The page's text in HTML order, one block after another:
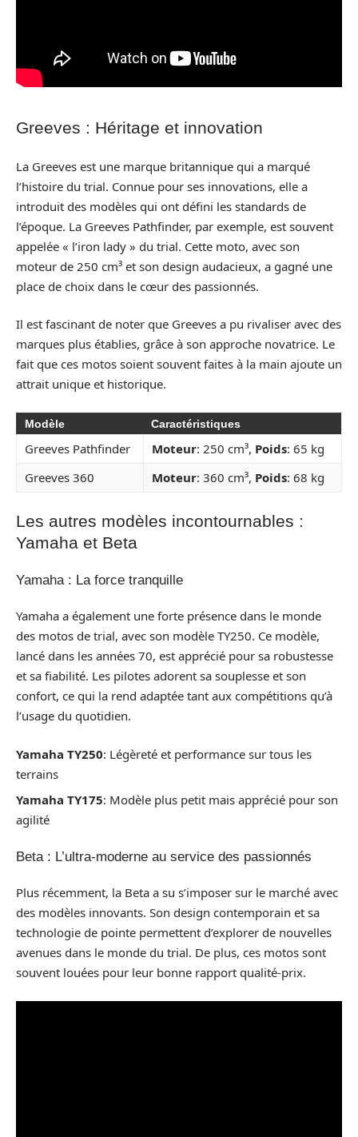
Greeves : Héritage et innovation
La Greeves est une marque britannique qui a marqué
l’histoire du trial. Connue pour ses innovations, elle a
introduit des modèles qui ont défini les standards de
l’époque. La Greeves Pathfinder, par exemple, est souvent
appelée « l’iron lady » du trial. Cette moto, avec son
moteur de 250 cm³ et son design audacieux, a gagné une
place de choix dans le cœur des passionnés.
Il est fascinant de noter que Greeves a pu rivaliser avec des
marques plus établies, grâce à son approche novatrice. Le
fait que ces motos soient souvent faites à la main ajoute un
attrait unique et historique.
Modèle Caractéristiques
Greeves Pathfinder Moteur: 250 cm³, Poids: 65 kg
Greeves 360
Moteur: 360 cm³, Poids: 68 kg
Les autres modèles incontournables :
Yamaha et Beta
Yamaha : La force tranquille
Yamaha a également une forte présence dans le monde
des motos de trial, avec son modèle TY250. Ce modèle,
lancé dans les années 70, est apprécié pour sa robustesse
et sa fiabilité. Les pilotes adorent sa souplesse et son
confort, ce qui la rend adaptée tant aux compétitions qu’à
l’usage du quotidien.
Yamaha TY250: Légèreté et performance sur tous les
terrains
Yamaha TY175: Modèle plus petit mais apprécié pour son
agilité
Beta : L’ultra-moderne au service des passionnés
Plus récemment, la Beta a su s’imposer sur le marché avec
des modèles innovants. Son design contemporain et sa
technologie de pointe permettent d’explorer de nouvelles
avenues dans le monde du trial. De plus, ces motos sont
souvent louées pour leur bonne rapport qualité-prix.